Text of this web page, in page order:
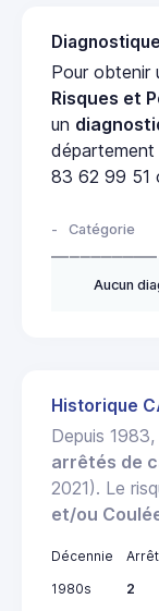
Pour obtenir
Risques et
un
département
83 62 99 51
- Catégorie
Aucun
Historique
Depuis 1983,
arrêtés de
2021). Le
et/ou
Décennie
1980s
2